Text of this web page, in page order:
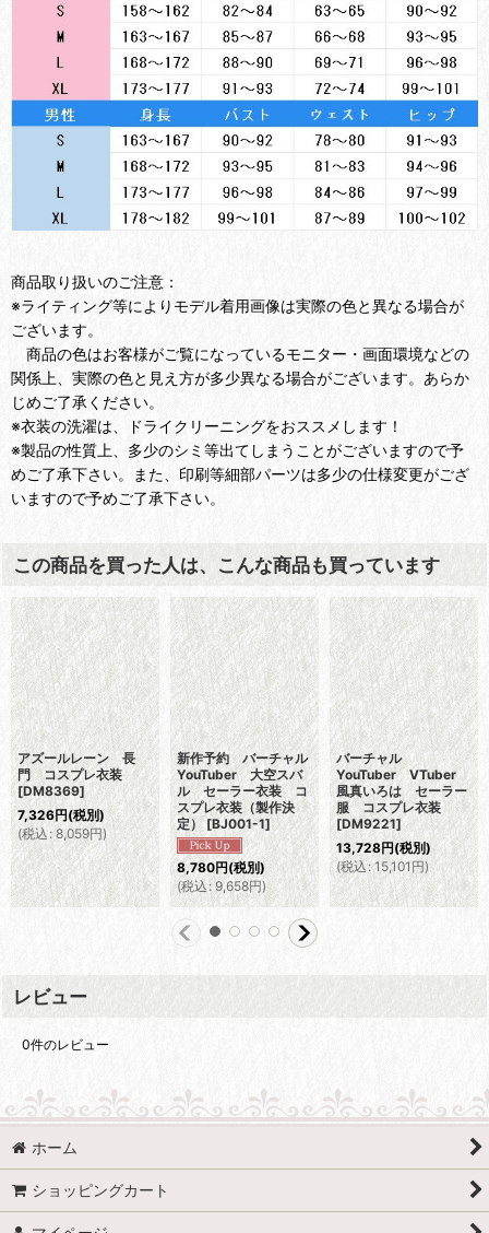
商品取り扱いのご注意：
※ライティング等によりモデル着用画像は実際の色と異なる場合が
ございます。
商品の色はお客様がご覧になっているモニター・画面環境などの
関係上、実際の色と見え方が多少異なる場合がございます。あらか
じめご了承ください。
※衣装の洗濯は、ドライクリーニングをおススメします！
※製品の性質上、多少のシミ等出てしまうことがございますので予
めご了承下さい。また、印刷等細部パーツは多少の仕様変更がござ
いますので予めご了承下さい。
この商品を買った人は、こんな商品も買っています
アズールレーン 長
門 コスプレ衣装
[DM8369]
7,326円(税別)
(税込 : 8,059円)
新作予約 バーチャル
YouTuber 大空スバ
ル セーラー衣装 コ
スプレ衣装（製作決
定） [BJ001-1]
8,780円(税別)
(税込: 9,658円)
バーチャル
YouTuber VTuber
風真いろは セーラー
服 コスプレ衣装
[DM9221]
13,728円(税別)
(税込: 15,101 円)
レビュー
0件のレビュー
ホーム
ショッピングカート